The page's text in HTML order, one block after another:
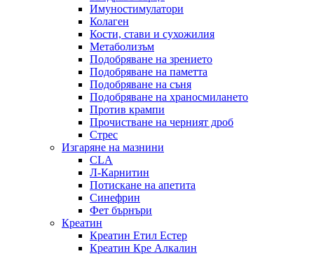
Имуностимулатори
Колаген
Кости, стави и сухожилия
Метаболизъм
Подобряване на зрението
Подобряване на паметта
Подобряване на съня
Подобряване на храносмилането
Против крампи
Прочистване на черният дроб
Стрес
Изгаряне на мазнини
CLA
Л-Карнитин
Потискане на апетита
Синефрин
Фет бърнъри
Креатин
Креатин Етил Естер
Креатин Кре Алкалин